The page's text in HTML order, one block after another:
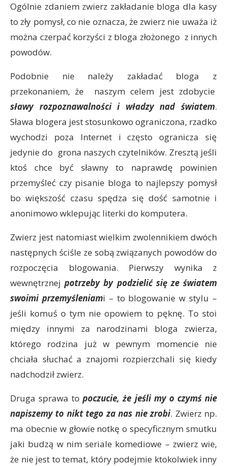
Ogólnie zdaniem zwierz zakładanie bloga dla kasy
to zły pomysł, co nie oznacza, że zwierz nie uważa iż
można czerpać korzyści z bloga złożonego z innych
powodów.
Podobnie nie należy zakładać bloga z
przekonaniem, że naszym celem jest zdobycie
sławy rozpoznawalności i władzy nad światem.
Sława blogera jest stosunkowo ograniczona, rzadko
wychodzi poza Internet i często ogranicza się
jedynie do grona naszych czytelników. Zresztą jeśli
ktoś chce być sławny to naprawdę powinien
przemyśleć czy pisanie bloga to najlepszy pomysł
bo większość czasu spędza się dość samotnie i
anonimowo wklepując literki do komputera.
Zwierz jest natomiast wielkim zwolennikiem dwóch
następnych ściśle ze sobą związanych powodów do
rozpoczęcia blogowania. Pierwszy wynika z
wewnętrznej potrzeby by podzielić się ze światem
swoimi przemyśleniami – to blogowanie w stylu –
jeśli komuś o tym nie opowiem to pęknę. To stoi
między innymi za narodzinami bloga zwierza,
którego rodzina już w pewnym momencie nie
chciała słuchać a znajomi rozpierzchali się kiedy
nadchodził zwierz.
Druga sprawa topoczucie, że jeśli my o czymś nie
napiszemy to nikt tego za nas nie zrobi. Zwierz np.
ma obecnie w głowie notkę o specyficznym smutku
jaki budzą w nim seriale komediowe – zwierz wie,
że nie jest to temat, który podejmie ktokolwiek inny